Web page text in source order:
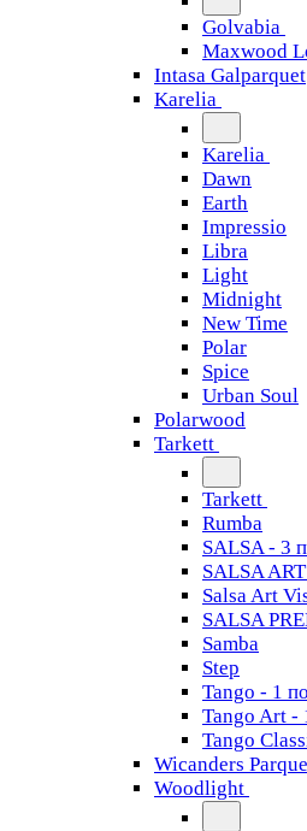
Golvabia
Maxwood
Intasa Galparquet
Karelia
Karelia
Dawn
Earth
Impressio
Libra
Light
Midnight
New Time
Polar
Spice
Urban Soul
Polarwood
Tarkett
Tarkett
Rumba
SALSA - 3
SALSA
Salsa Art
SALSA
Samba
Step
Tango - 1
Tango Art -
Tango
Wicanders
Woodlight